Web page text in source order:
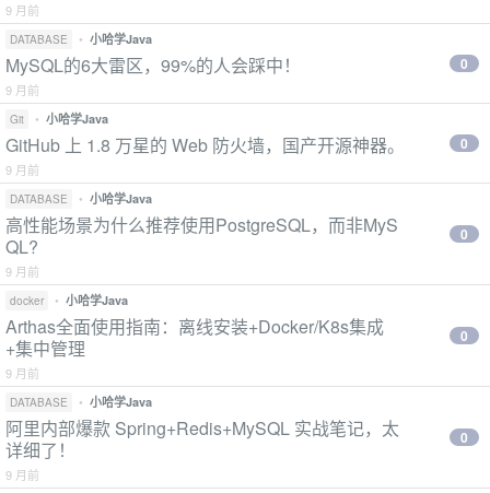
9 月前
DATABASE • 小哈学Java
MySQL的6大雷区，99%的人会踩中！
9 月前
0
Git • 小哈学Java
GitHub 上 1.8 万星的 Web 防火墙，国产开源神器。
9 月前
0
DATABASE • 小哈学Java
高性能场景为什么推荐使用PostgreSQL，而非MyS
QL?
9 月前
0
docker • 小哈学Java
Arthas全面使用指南：离线安装+Docker/K8s集成
+集中管理
9 月前
0
DATABASE • 小哈学Java
阿里内部爆款 Spring+Redis+MySQL 实战笔记，太
详细了！
9 月前
0